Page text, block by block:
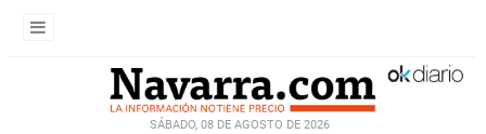
SÁBADO, 08 DE AGOSTO DE 2026